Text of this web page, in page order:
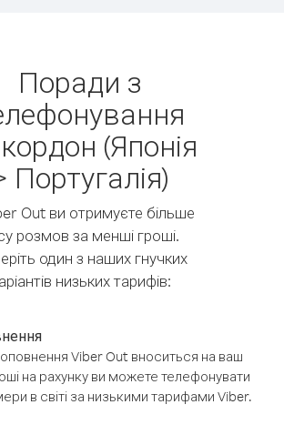
Поради з
(Японія
Португалія)
Out ви отримуєте більше
розмов за менші гроші.
один з наших гнучких
низьких тарифів:
Viber Out вноситься на ваш
на рахунку ви можете телефонувати
в світі за низькими тарифами Viber.